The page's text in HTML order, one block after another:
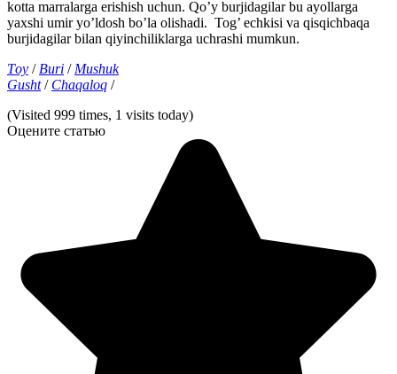
kotta marralarga erishish uchun. Qo’y burjidagilar bu ayollarga
yaxshi umir yo’ldosh bo’la olishadi. Tog’ echkisi va qisqichbaqa
burjidagilar bilan qiyinchiliklarga uchrashi mumkun.
Tοy / Buri / Mushuk
Gusht/ Chaqalοq /
(Visited 999 times, 1 visits today)
Оцените статью